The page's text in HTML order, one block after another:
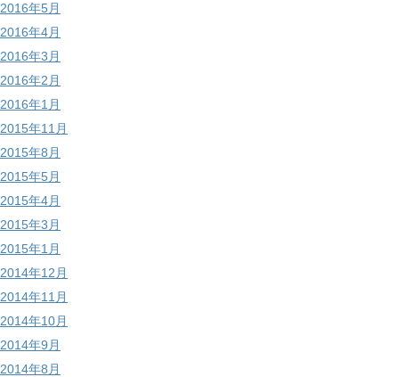
2016年5月
2016年4月
2016年3月
2016年2月
2016年1月
2015年11月
2015年8月
2015年5月
2015年4月
2015年3月
2015年1月
2014年12月
2014年11月
2014年10月
2014年9月
2014年8月